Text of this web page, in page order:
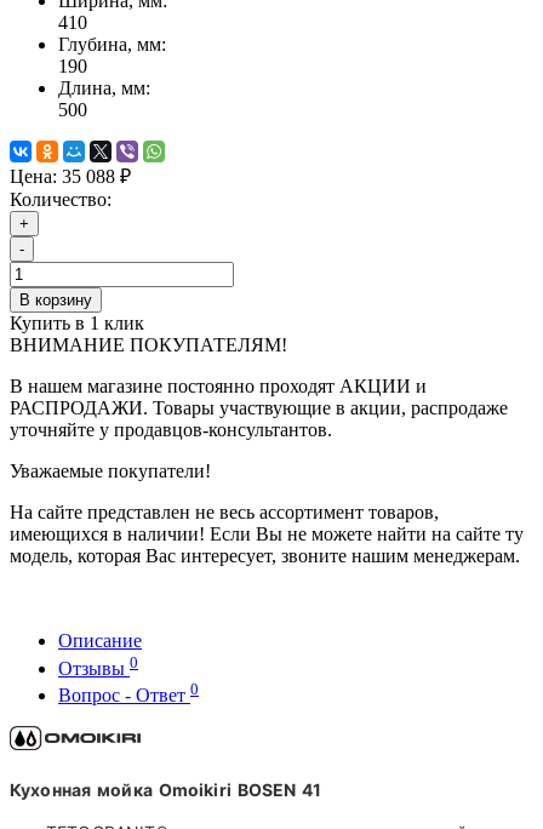
410
Глубина, мм:
190
Длина, мм:
500
Цена: 35 088 ₽
Количество:
+
-
В корзину
Купить в 1 клик
ВНИМАНИЕ ПОКУПАТЕЛЯМ!
В нашем магазине постоянно проходят АКЦИИ и
РАСПРОДАЖИ. Товары участвующие в акции, распродаже
уточняйте у продавцов-консультантов.
Уважаемые покупатели!
На сайте представлен не весь ассортимент товаров,
имеющихся в наличии! Если Вы не можете найти на сайте ту
модель, которая Вас интересует, звоните нашим менеджерам.
Описание
Отзывы 0
Вопрос - Ответ 0
Кухонная мойка Omoikiri BOSEN 41